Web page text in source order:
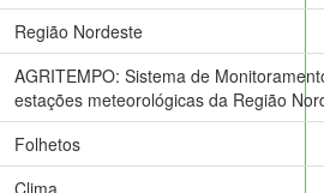
Região Nordeste
AGRITEMPO: Sistema de
estações meteorológicas da Região
Folhetos
Clima